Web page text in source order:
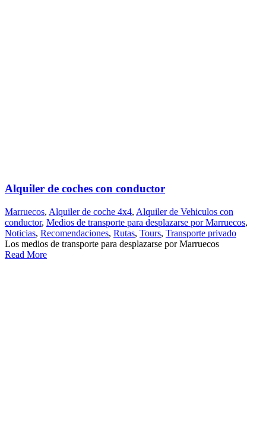
Alquiler de coches con conductor
Marruecos, Alquiler de coche 4x4, Alquiler de Vehiculos con
conductor, Medios de transporte para desplazarse por Marruecos,
Noticias, Recomendaciones, Rutas, Tours, Transporte privado
Los medios de transporte para desplazarse por Marruecos
Read More